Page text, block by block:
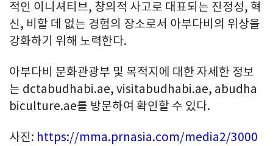
적인 이니셔티브, 창의적 사고로 대표되는 진정성, 혁
신, 비할 데 없는 경험의 장소로서 아부다비의 위상을
강화하기 위해 노력한다.
아부다비 문화관광부 및 목적지에 대한 자세한 정보
는 dctabudhabi.ae, visitabudhabi.ae, abudha
biculture.ae를 방문하여 확인할 수 있다.
사진: https://mma.prnasia.com/media2/3000